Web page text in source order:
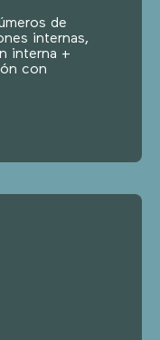
de
internas,
interna +
con